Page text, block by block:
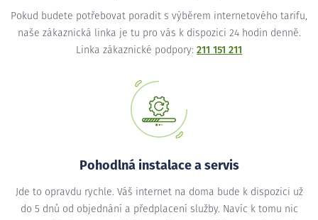
Pokud budete potřebovat poradit s výběrem internetového tarifu,
naše zákaznická linka je tu pro vás k dispozici 24 hodin denně.
Linka zákaznické podpory: 211 151 211
Pohodlná instalace a servis
Jde to opravdu rychle. Váš internet na doma bude k dispozici už
do 5 dnů od objednání a předplacení služby. Navíc k tomu nic